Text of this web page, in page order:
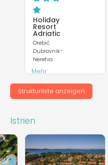
Holiday
Resort
Adriatic
Orebić
Dubrovnik-
Neretva
Mehr
Webseite
Strukturliste anzeigen
Istrien